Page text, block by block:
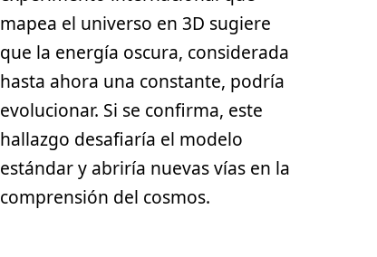
mapea el universo en 3D sugiere
que la energía oscura, considerada
hasta ahora una constante, podría
evolucionar. Si se confirma, este
hallazgo desafiaría el modelo
estándar y abriría nuevas vías en la
comprensión del cosmos.